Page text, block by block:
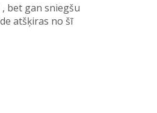
bet gan sniegšu
atšķiras no šī